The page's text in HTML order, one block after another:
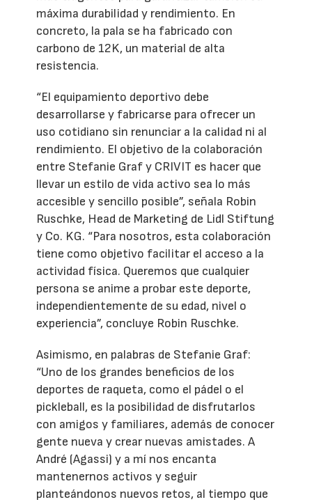
máxima durabilidad y rendimiento. En
concreto, la pala se ha fabricado con
carbono de 12K, un material de alta
resistencia.
“El equipamiento deportivo debe
desarrollarse y fabricarse para ofrecer un
uso cotidiano sin renunciar a la calidad ni al
rendimiento. El objetivo de la colaboración
entre Stefanie Graf y CRIVIT es hacer que
llevar un estilo de vida activo sea lo más
accesible y sencillo posible”, señala Robin
Ruschke, Head de Marketing de Lidl Stiftung
y Co. KG. “Para nosotros, esta colaboración
tiene como objetivo facilitar el acceso a la
actividad física. Queremos que cualquier
persona se anime a probar este deporte,
independientemente de su edad, nivel o
experiencia”, concluye Robin Ruschke.
Asimismo, en palabras de Stefanie Graf:
“Uno de los grandes beneficios de los
deportes de raqueta, como el pádel o el
pickleball, es la posibilidad de disfrutarlos
con amigos y familiares, además de conocer
gente nueva y crear nuevas amistades. A
André (Agassi) y a mí nos encanta
mantenernos activos y seguir
planteándonos nuevos retos, al tiempo que